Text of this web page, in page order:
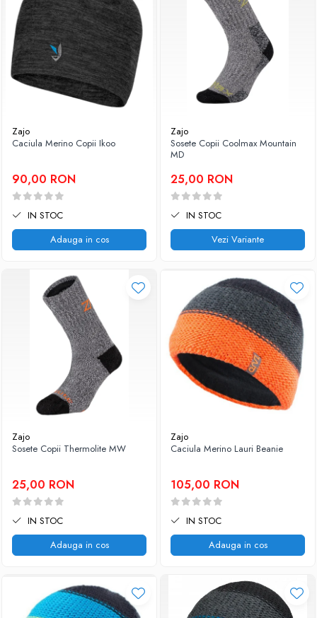
Zajo
Caciula Merino Copii Ikoo
90,00 RON
IN STOC
Adauga in cos
Zajo
Sosete Copii Coolmax Mountain
MD
25,00 RON
IN STOC
Vezi Variante
Zajo
Sosete Copii Thermolite MW
25,00 RON
IN STOC
Adauga in cos
Zajo
Caciula Merino Lauri Beanie
105,00 RON
IN STOC
Adauga in cos